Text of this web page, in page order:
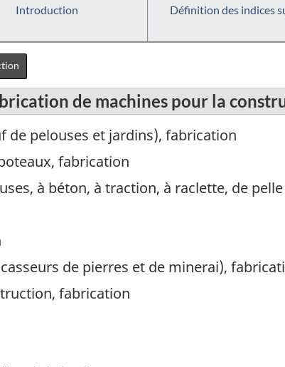
Introduction Définition des indices
de machines pour la
de pelouses et jardins), fabrication
fabrication
à béton, à traction, à raclette, de
de pierres et de minerai),
fabrication